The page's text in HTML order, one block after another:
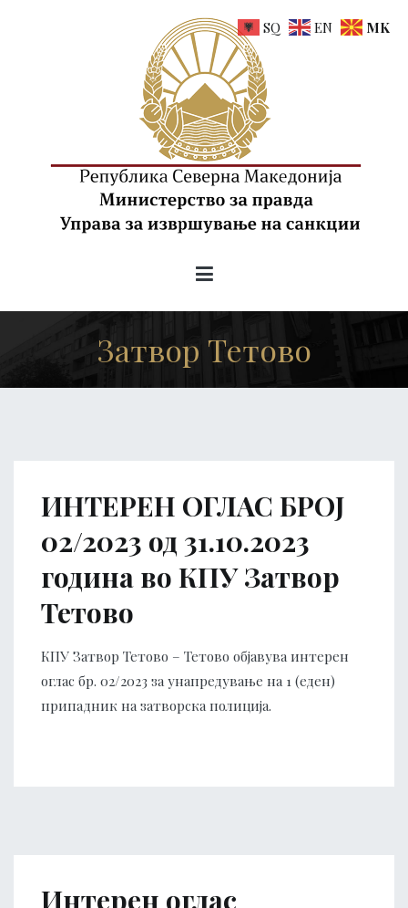
Затвор Тетово
ИНТЕРЕН ОГЛАС БРОЈ
02/2023 од 31.10.2023
година во КПУ Затвор
Тетово
КПУ Затвор Тетово – Тетово објавува интерен
оглас бр. 02/2023 за унапредување на 1 (еден)
припадник на затворска полиција.
Интерен оглас
SQ EN MK